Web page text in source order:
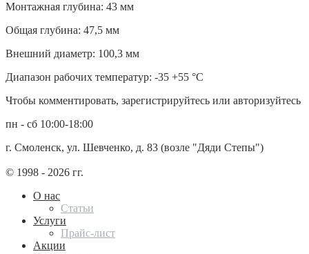
Монтажная глубина: 43 мм
Общая глубина: 47,5 мм
Внешний диаметр: 100,3 мм
Диапазон рабочих температур: -35 +55 °С
Чтобы комментировать, зарегистрируйтесь или авторизуйтесь
пн - сб 10:00-18:00
г. Смоленск, ул. Шевченко, д. 83 (возле "Дяди Степы")
© 1998 - 2026 гг.
О нас
Статьи
Услуги
Прайс-лист
Акции